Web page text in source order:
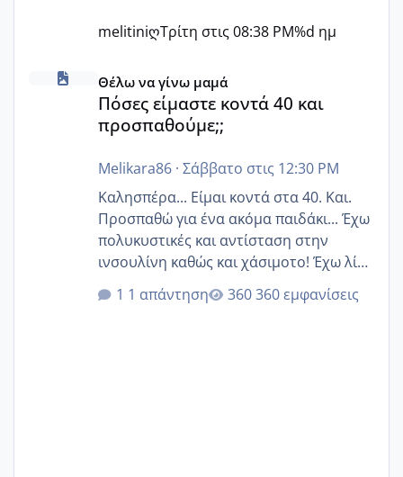
melitiniღΤρίτη στις 08:38 PM%d ημ
Πόσες είμαστε κοντά 40 και προσπαθούμε;;
Θέλω να γίνω μαμά
Πόσες είμαστε κοντά 40 και
προσπαθούμε;;
Melikara86· Σάββατο στις 12:30 PM
Καλησπέρα... Είμαι κοντά στα 40. Και.
Προσπαθώ για ένα ακόμα παιδάκι... Έχω
πολυκυστικές και αντίσταση στην
ινσουλίνη καθώς και χάσιμοτο! Έχω λίγα
κιλά παραπάνω και όσο κ αν προσπαθώ
δεν χάνω εύκολα! Προσπαθώ για ακόμη
1 απάντηση 360 εμφανίσεις